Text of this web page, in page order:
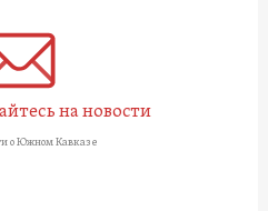
на новости
о Южном Кавказе